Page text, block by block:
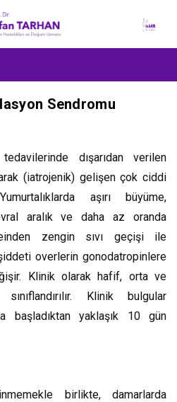
Sendromu
dışarıdan verilen
(iatrojenik) gelişen çok ciddi
aşırı büyüme,
aralık ve daha az oranda
zengin sıvı geçişi ile
overlerin gonodatropinlere
Klinik olarak hafif, orta ve
Klinik bulgular
başladıktan yaklaşık 10 gün
birlikte, damarlarda